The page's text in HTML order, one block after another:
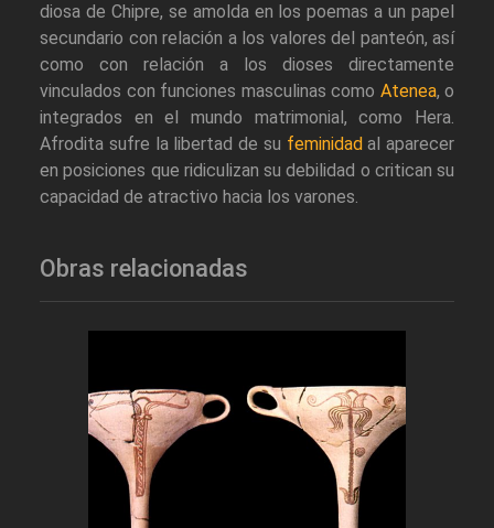
diosa de Chipre, se amolda en los poemas a un papel
secundario con relación a los valores del panteón, así
como con relación a los dioses directamente
vinculados con funciones masculinas como Atenea, o
integrados en el mundo matrimonial, como Hera.
Afrodita sufre la libertad de su feminidad al aparecer
en posiciones que ridiculizan su debilidad o critican su
capacidad de atractivo hacia los varones.
Obras relacionadas